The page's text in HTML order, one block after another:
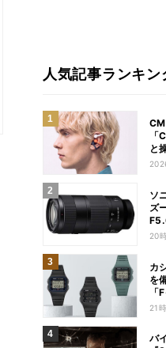
人気記事ランキン
と
15
ソ
ズ
前
20
カ
を
「
21
バ